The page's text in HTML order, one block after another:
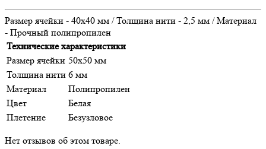
Размер ячейки - 40х40 мм / Толщина нити - 2,5 мм / Материал
- Прочный полипропилен
Технические характеристики
Размер ячейки 50х50 мм
Толщина нити 6 мм
Материал
Полипропилен
Цвет
Белая
Плетение
Безузловое
Нет отзывов об этом товаре.